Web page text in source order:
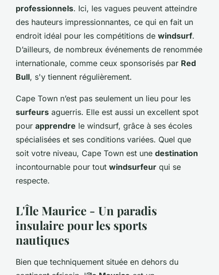
professionnels. Ici, les vagues peuvent atteindre
des hauteurs impressionnantes, ce qui en fait un
endroit idéal pour les compétitions de windsurf.
D’ailleurs, de nombreux événements de renommée
internationale, comme ceux sponsorisés par Red
Bull, s'y tiennent régulièrement.
Cape Town n’est pas seulement un lieu pour les
surfeurs aguerris. Elle est aussi un excellent spot
pour apprendre le windsurf, grâce à ses écoles
spécialisées et ses conditions variées. Quel que
soit votre niveau, Cape Town est une destination
incontournable pour tout windsurfeur qui se
respecte.
L'Île Maurice - Un paradis
insulaire pour les sports
nautiques
Bien que techniquement située en dehors du